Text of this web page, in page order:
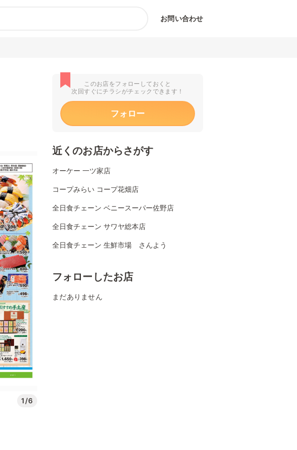
お問い合わせ
1/6
このお店をフォローしておくと
次回すぐにチラシがチェックできます！
フォロー
近くのお店からさがす
オーケー 一ツ家店
コープみらい コープ花畑店
全日食チェーン ベニースーパー佐野店
全日食チェーン サワヤ総本店
全日食チェーン 生鮮市場 さんよう
フォローしたお店
まだありません